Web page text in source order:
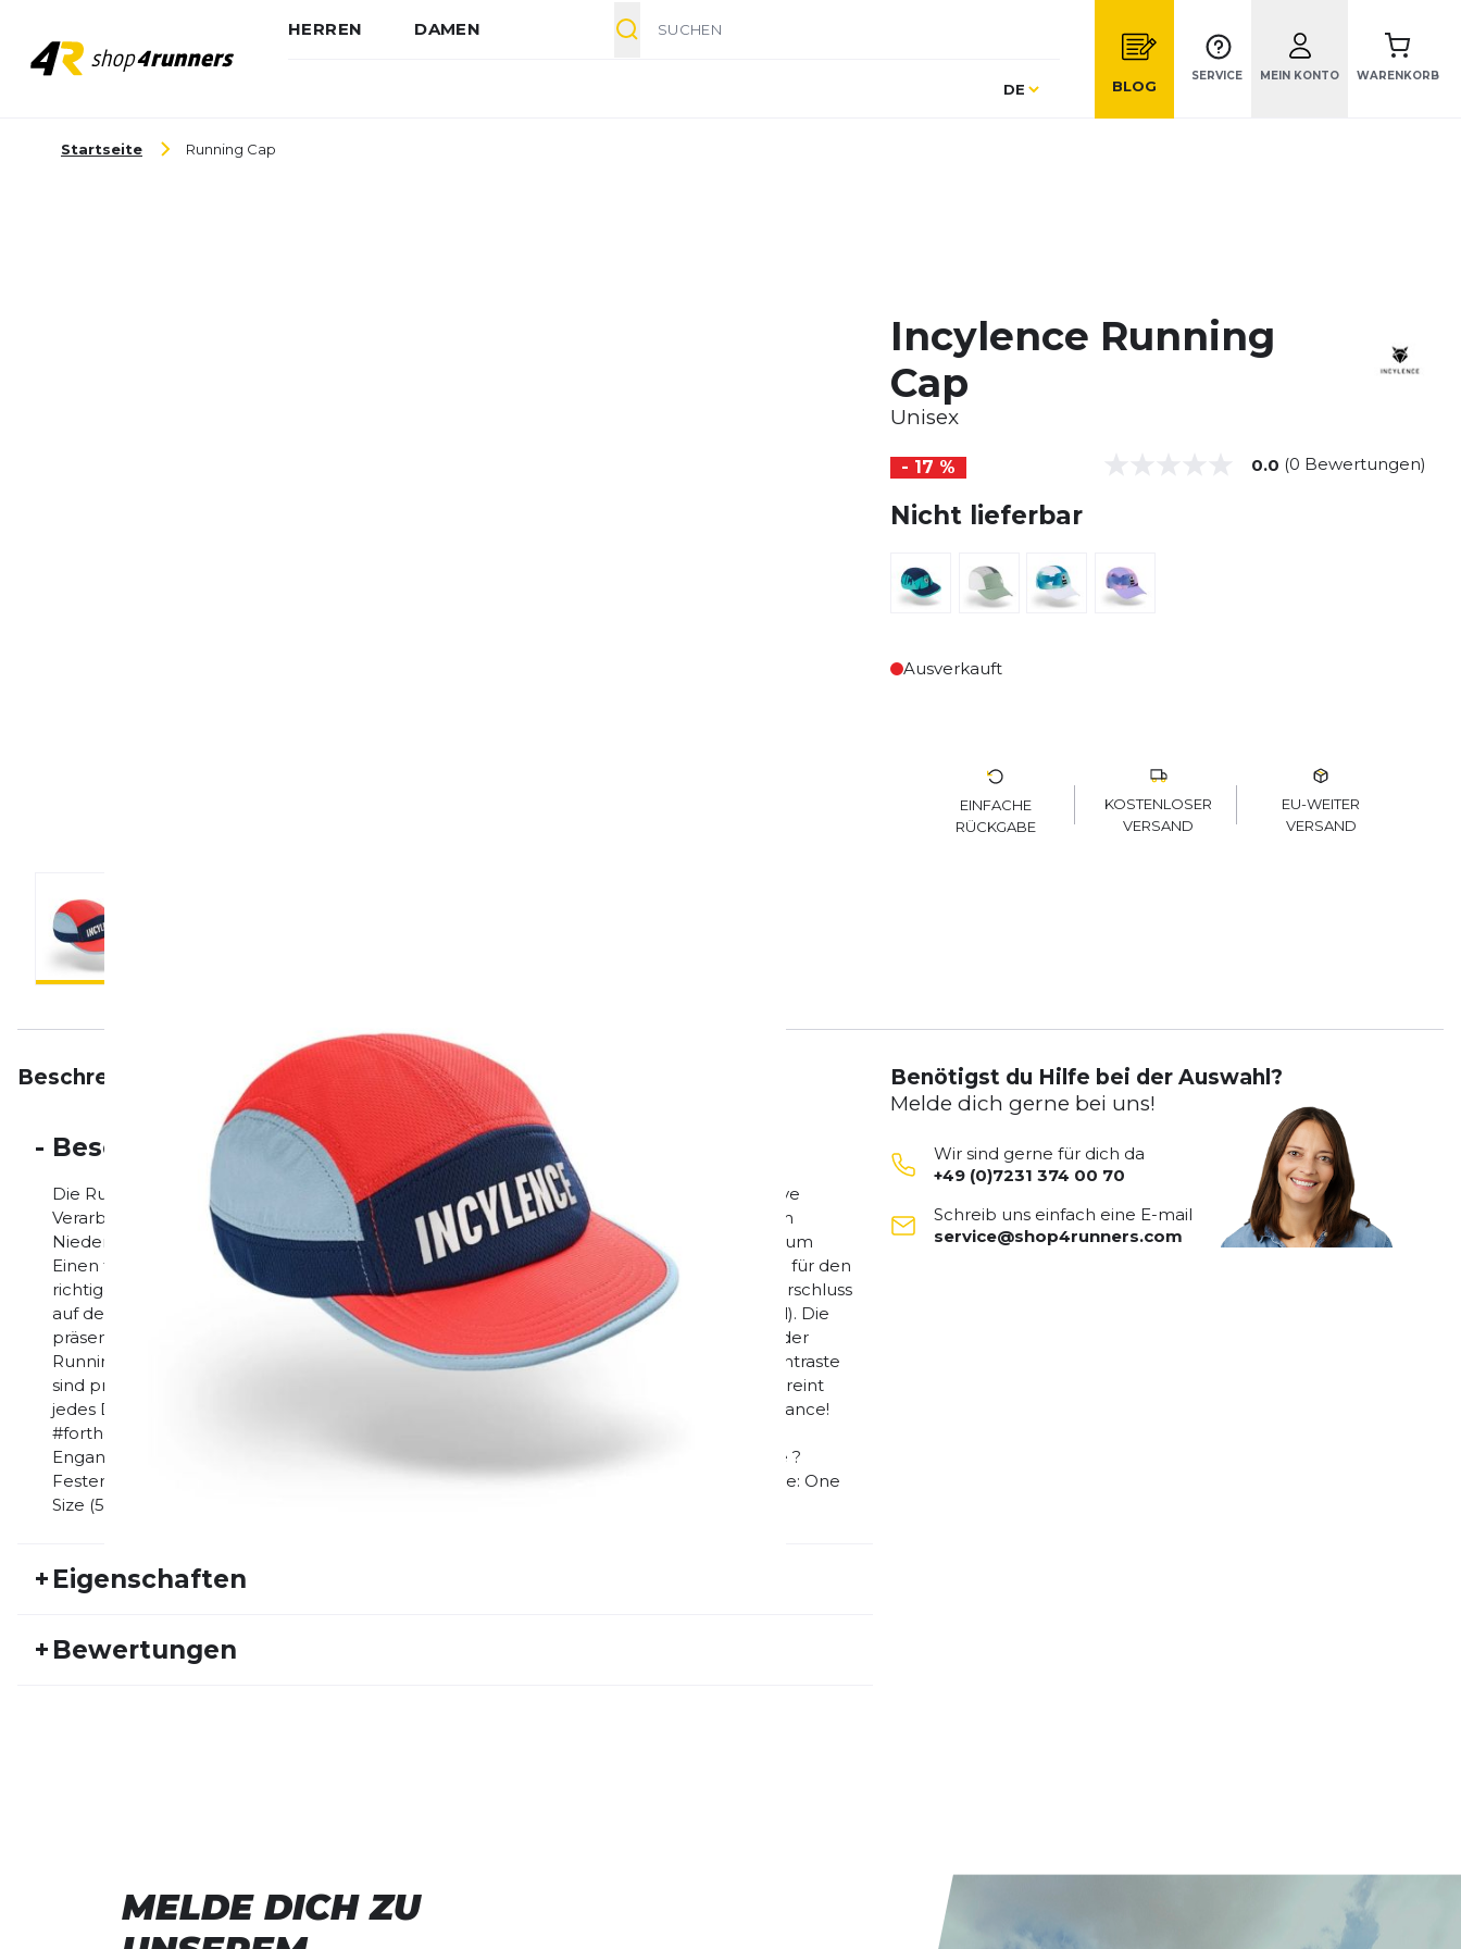
HERREN DAMEN
Sprache
DE BLOG
SERVICE MEIN KONTO WARENKORB
Startseite Running Cap
Incylence Running
Cap
Unisex
- 17 % 0.0 (0 Bewertungen)
Nicht lieferbar
Ausverkauft
EINFACHE
RÜCKGABE
KOSTENLOSER
VERSAND
EU-WEITER
VERSAND
Beschreibung Eigenschaften Bewertungen
- Beschreibung
Die Running Cap zeichnet sich durch ihre hochwertige, leichte und äußerst atmungsaktive
Verarbeitung aus. Die Performance Cap nimmt kaum Wasser auf, bleibt auch bei starkem
Niederschlag leicht und hat einen hohen Tragekomfort. Dadurch ist die Running Mütze zum
Einen für schweißtreibende Trainingseinheiten geeignet und kann auch als lässiges Piece für den
richtigen Style im Alltag getragen werden. Die Running Cap ist unisex und durch einen Verschluss
auf der Rückseite einfach und stufenlos an den Kopfumfang anzupassen (one-size-fits-all). Die
präsente, erhabene INCYLENCE Applikation auf der Vorderseite und weitere Details auf der
Running Cap und Innenseite bilden die INCYLENCE-DNA perfekt ab. Die Farben und Kontraste
sind prägnant und ausdrucksstark. Die Laufmütze ist für alle Fans von INCYLENCE und vereint
jedes Detail, das uns wichtig ist: Style, Funktionalität und Einzigartigkeit. Made for Performance!
#forthehunters? Aus schnelltrocknendem Material, das den Schweiß optimal aufnimmt ?
Enganliegende Passform für ein optimales Tragegefühl ? Verstellbarer Bund mit Schnalle ?
Fester Schirm ? INCYLENCE-Applikationen und ausdrucksstarke Designelemente ? Größe: One
Size (56cm)
+ Eigenschaften
Geschlecht:
+ Bewertungen
Vorname
Benötigst du Hilfe bei der Auswahl?
Melde dich gerne bei uns!
Wir sind gerne für dich da
+49 (0)7231 374 00 70
Schreib uns einfach eine E-mail
service@shop4runners.com
MELDE DICH ZU